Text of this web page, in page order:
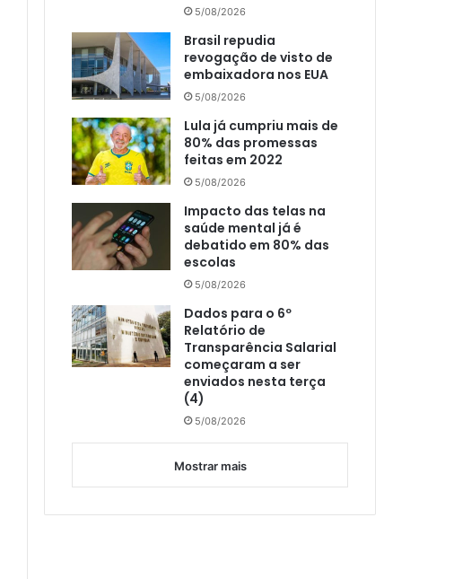
5/08/2026
Brasil repudia
revogação de visto de
embaixadora nos EUA
5/08/2026
Lula já cumpriu mais de
80% das promessas
feitas em 2022
5/08/2026
Impacto das telas na
saúde mental já é
debatido em 80% das
escolas
5/08/2026
Dados para o 6º
Relatório de
Transparência Salarial
começaram a ser
enviados nesta terça
(4)
5/08/2026
Mostrar mais